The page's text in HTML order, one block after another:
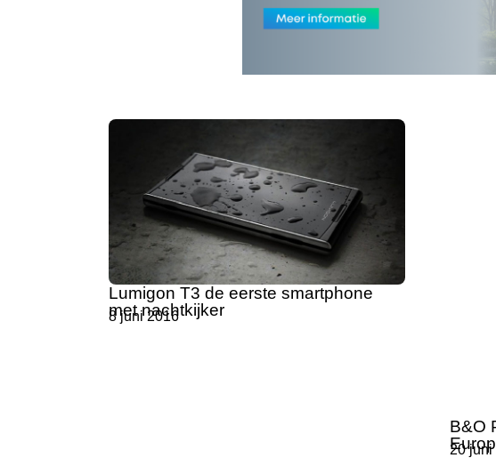
Lumigon T3 de eerste smartphone
met nachtkijker
8 juni 2016
B&O
20 juni